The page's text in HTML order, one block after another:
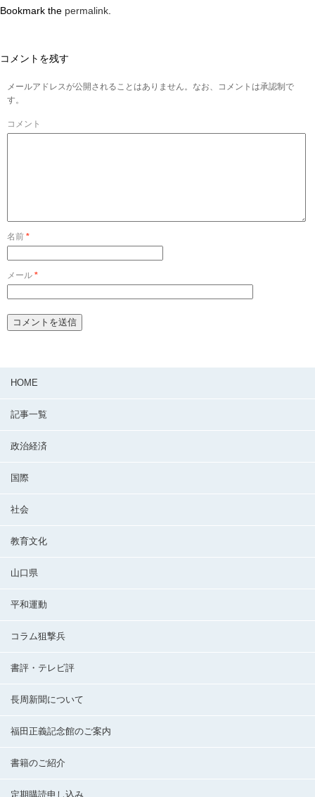
Bookmark the permalink
コメントを残す
メールアドレスが公開されることはありません。なお、コメントは承認制で
す。
コメント
名前 *
メール *
HOME
記事一覧
政治経済
国際
社会
教育文化
山口県
平和運動
コラム狙撃兵
書評・テレビ評
長周新聞について
福田正義記念館のご案内
書籍のご紹介
定期購読申し込み